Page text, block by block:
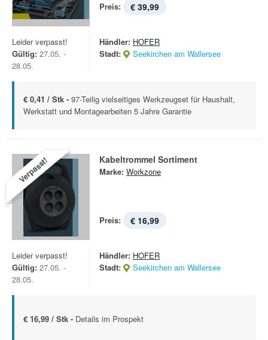
Preis: € 39,99
Leider verpasst!
Gültig: 27.05. -
28.05.
Händler: HOFER
Stadt:
Seekirchen am Wallersee
€ 0,41 / Stk - 97-Teilig vielseitiges Werkzeugset für Haushalt,
Werkstatt und Montagearbeiten 5 Jahre Garantie
Verpasst! Kabeltrommel Sortiment
Marke: Workzone
Preis: € 16,99
Leider verpasst!
Gültig: 27.05. -
28.05.
Händler: HOFER
Stadt:
Seekirchen am Wallersee
€ 16,99 / Stk - Details im Prospekt